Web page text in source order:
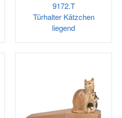
9172.T
Türhalter Kätzchen
liegend